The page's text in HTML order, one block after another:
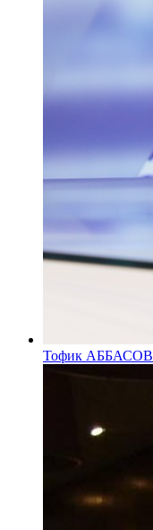
Тофик АББАСОВ